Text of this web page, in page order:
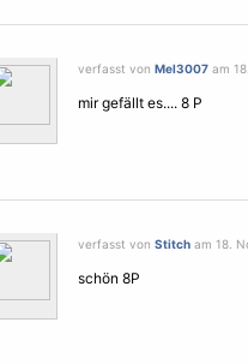
verfasst von Mel3007 am
mir gefällt es.... 8 P
verfasst von Stitch am 18.
schön 8P